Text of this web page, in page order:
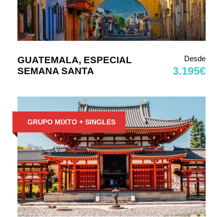
GUATEMALA, ESPECIAL
SEMANA SANTA
Desde
3.195€
GRUPO MIXTO + SINGLES